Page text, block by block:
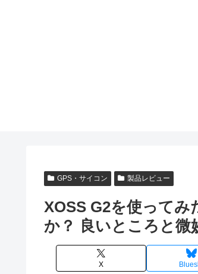
GPS・サイコン 製品レビュー
XOSS G2を使って
か？ 良いところと微
X